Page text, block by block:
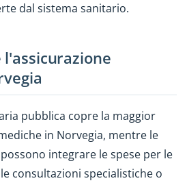
dal sistema sanitario.
l'assicurazione
pubblica copre la maggior
in Norvegia, mentre le
integrare le spese per le
consultazioni specialistiche o